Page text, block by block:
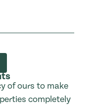
of ours to make
completely